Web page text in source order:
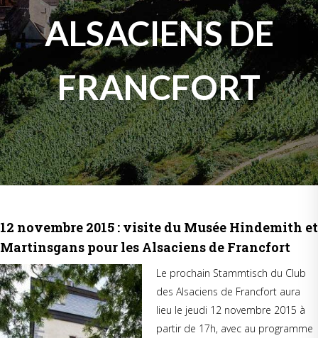
ALSACIENS DE
FRANCFORT
12 novembre 2015 : visite du Musée Hindemith et
Martinsgans pour les Alsaciens de Francfort
Le prochain Stammtisch du Club
des Alsaciens de Francfort aura
lieu le jeudi 12 novembre 2015 à
partir de 17h, avec au programme